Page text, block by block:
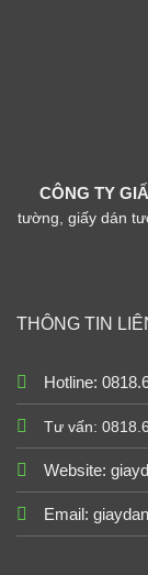
CÔNG TY
tường, giấy dán
THÔNG TIN
Hotline:
Tư vấn:
Website:
Email: